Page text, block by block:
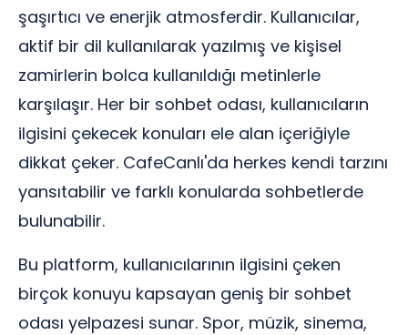
şaşırtıcı ve enerjik atmosferdir. Kullanıcılar,
aktif bir dil kullanılarak yazılmış ve kişisel
zamirlerin bolca kullanıldığı metinlerle
karşılaşır. Her bir sohbet odası, kullanıcıların
ilgisini çekecek konuları ele alan içeriğiyle
dikkat çeker. CafeCanlı'da herkes kendi tarzını
yansıtabilir ve farklı konularda sohbetlerde
bulunabilir.
Bu platform, kullanıcılarının ilgisini çeken
birçok konuyu kapsayan geniş bir sohbet
odası yelpazesi sunar. Spor, müzik, sinema,